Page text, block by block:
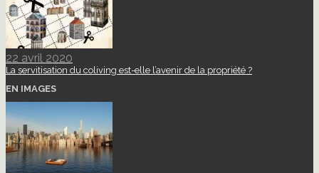
22 avril 2020
La servitisation du coliving est-elle l’avenir de la propriété ?
EN IMAGES